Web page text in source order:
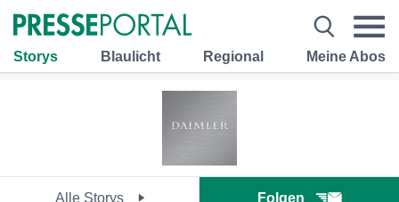
Storys Blaulicht Regional Meine Abos
Alle Storys Folgen